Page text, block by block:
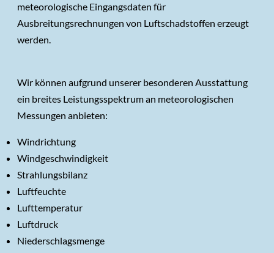
meteorologische Eingangsdaten für
Ausbreitungsrechnungen von Luftschadstoffen erzeugt
werden.
Wir können aufgrund unserer besonderen Ausstattung
ein breites Leistungsspektrum an meteorologischen
Messungen anbieten:
Windrichtung
Windgeschwindigkeit
Strahlungsbilanz
Luftfeuchte
Lufttemperatur
Luftdruck
Niederschlagsmenge